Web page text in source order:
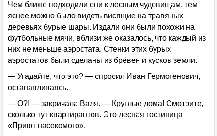
Чем ближе подходили они к лесным чудовищам, тем
яснее можно было видеть висящие на травяных
деревьях бурые шары. Издали они были похожи на
футбольные мячи, вблизи же оказалось, что каждый из
них не меньше аэростата. Стенки этих бурых
аэростатов были сделаны из брёвен и кусков земли.
— Угадайте, что это? — спросил Иван Гермогенович,
останавливаясь.
— О?! — закричала Валя. — Круглые дома! Смотрите,
сколько тут квартирантов. Это лесная гостиница
«Приют насекомого».